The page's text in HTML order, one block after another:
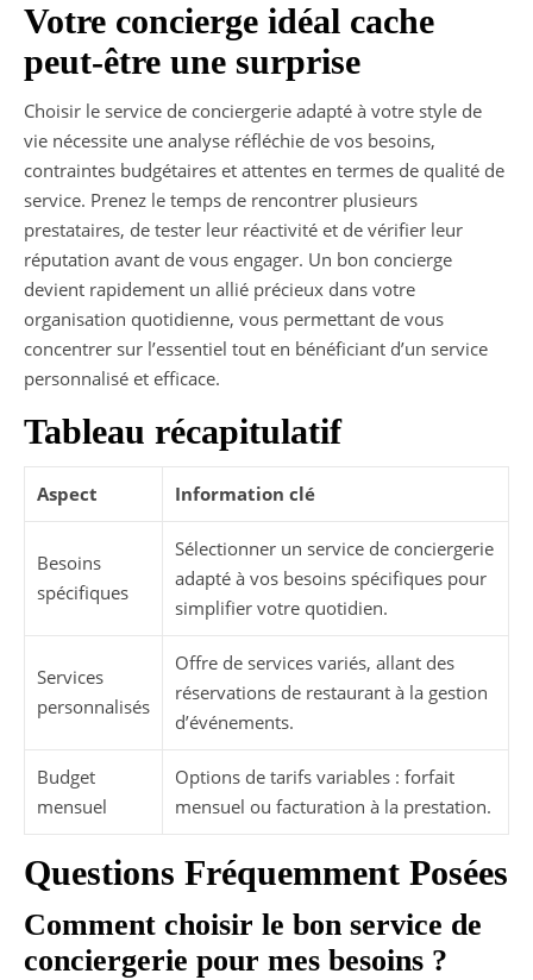
Votre concierge idéal cache
peut-être une surprise
Choisir le service de conciergerie adapté à votre style de
vie nécessite une analyse réfléchie de vos besoins,
contraintes budgétaires et attentes en termes de qualité de
service. Prenez le temps de rencontrer plusieurs
prestataires, de tester leur réactivité et de vérifier leur
réputation avant de vous engager. Un bon concierge
devient rapidement un allié précieux dans votre
organisation quotidienne, vous permettant de vous
concentrer sur l’essentiel tout en bénéficiant d’un service
personnalisé et efficace.
Tableau récapitulatif
Aspect Information clé
Besoins
spécifiques
Sélectionner un service de conciergerie
adapté à vos besoins spécifiques pour
simplifier votre quotidien.
Services
personnalisés
Offre de services variés, allant des
réservations de restaurant à la gestion
d’événements.
Budget
mensuel
Options de tarifs variables : forfait
mensuel ou facturation à la prestation.
Questions Fréquemment Posées
Comment choisir le bon service de
conciergerie pour mes besoins ?